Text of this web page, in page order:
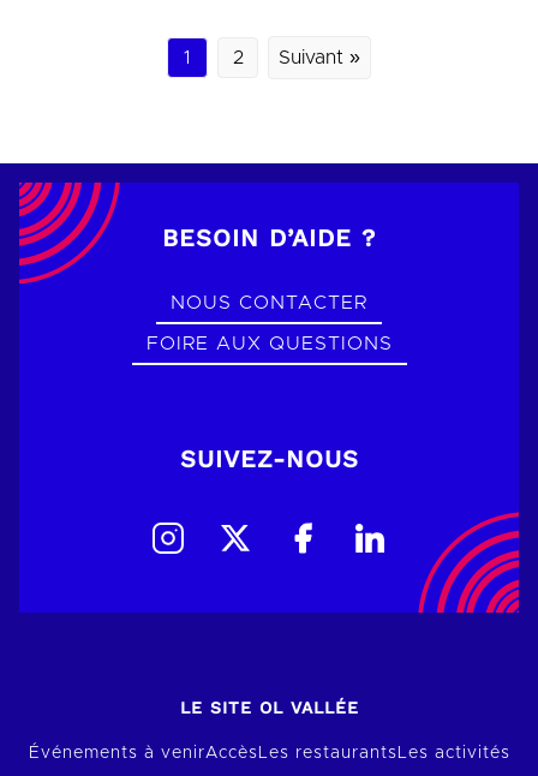
1 2 Suivant »
BESOIN D’AIDE ?
NOUS CONTACTER
FOIRE AUX QUESTIONS
SUIVEZ-NOUS
LE SITE OL VALLÉE
Événements à venirAccèsLes restaurantsLes activités